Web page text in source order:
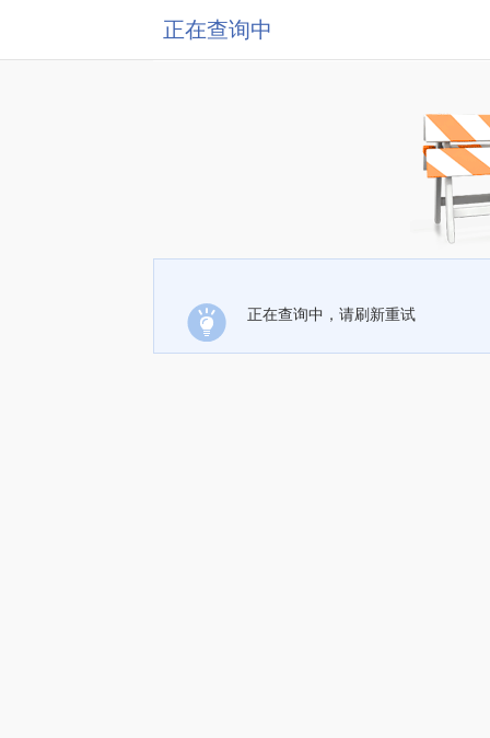
正在查询中
正在查询中，请刷新重试